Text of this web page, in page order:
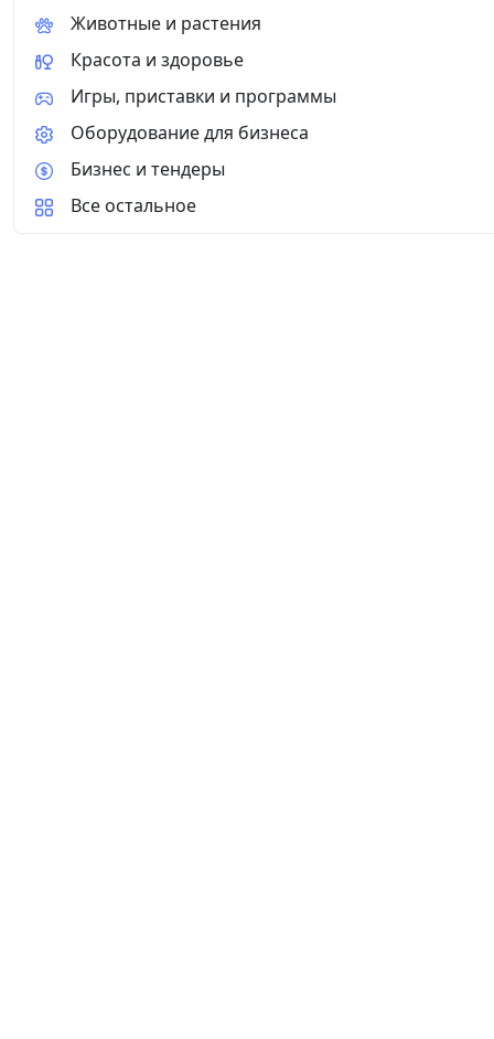
Животные и растения
Красота и здоровье
Игры, приставки и программы
Оборудование для бизнеса
Бизнес и тендеры
Все остальное